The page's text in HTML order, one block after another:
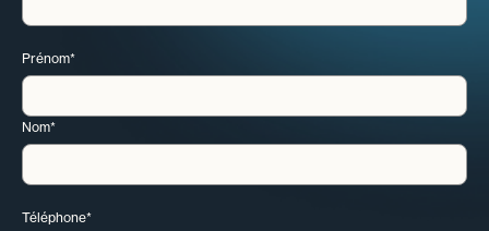
Prénom*
Nom*
Téléphone*